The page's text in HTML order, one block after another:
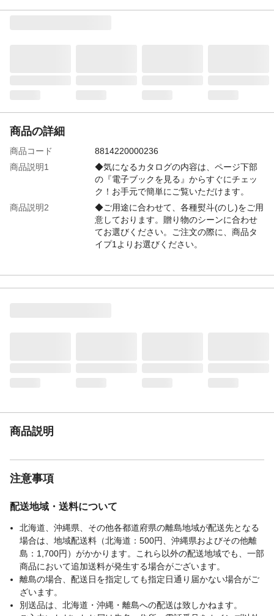
商品の詳細
商品コード
8814220000236
商品説明1
◆気になるカタログの内容は、ページ下部
の『電子ブックを見る』からすぐにチェッ
ク！お手元で簡単にご覧いただけます。
商品説明2
◆ご用途に合わせて、各種熨斗(のし)をご用
意しております。贈り物のシーンに合わせ
てお選びください。ご注文の際に、商品タ
イプ1よりお選びください。
注意事項1
●商品ラインナップはコースにより異なりま
本体サイズ-高さ(cm)
材質・原材料・原産
日本製
商品説明
注意事項
配送地域・送料について
北海道、沖縄県、その他各都道府県の離島地域が配送先となる
場合は、地域配送料（北海道：500円、沖縄県およびその他離
島：1,700円）がかかります。これら以外の配送地域でも、一部
商品において追加送料が発生する場合がございます。
離島の場合、配送日を指定しても指定日通り届かない場合がご
ざいます。
別送品は、北海道・沖縄・離島への配送は致しかねます。